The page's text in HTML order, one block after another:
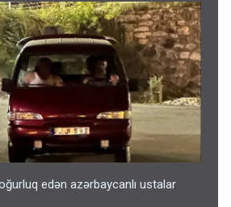
edən azərbaycanlı ustalar